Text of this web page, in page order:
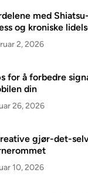
med
og kroniske
2, 2026
for å forbedre
din
26, 2026
gjør-det-
10, 2026